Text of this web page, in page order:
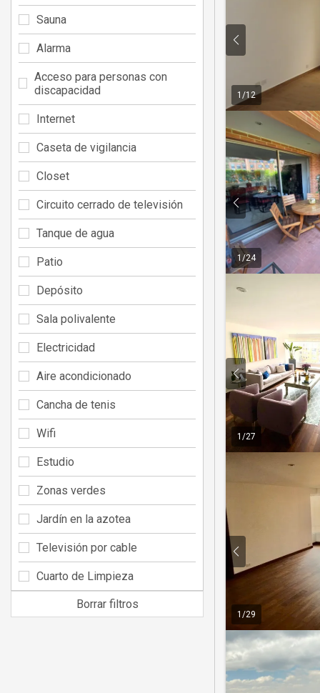
1 /12
1 /24
1 /27
1 /29
Sauna
Alarma
Acceso para personas con
discapacidad
Internet
Caseta de vigilancia
Closet
Circuito cerrado de televisión
Tanque de agua
Patio
Depósito
Sala polivalente
Electricidad
Aire acondicionado
Cancha de tenis
Wifi
Estudio
Zonas verdes
Jardín en la azotea
Televisión por cable
Cuarto de Limpieza
Borrar filtros